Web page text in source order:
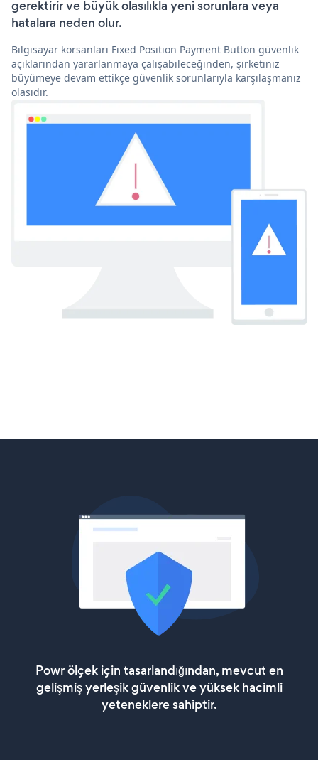
gerektirir ve büyük olasılıkla yeni sorunlara veya
hatalara neden olur.
Bilgisayar korsanları Fixed Position Payment Button güvenlik
açıklarından yararlanmaya çalışabileceğinden, şirketiniz
büyümeye devam ettikçe güvenlik sorunlarıyla karşılaşmanız
olasıdır.
Powr ölçek için tasarlandığından, mevcut en
gelişmiş yerleşik güvenlik ve yüksek hacimli
yeteneklere sahiptir.